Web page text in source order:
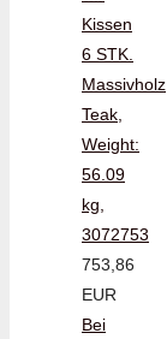
Kissen
6 STK.
Massivholz
Teak,
Weight:
56.09
kg,
3072753
753,86
EUR
Bei